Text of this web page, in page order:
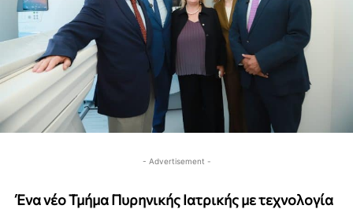
- Advertisement -
Ένα νέο Τμήμα Πυρηνικής Ιατρικής με τεχνολογία